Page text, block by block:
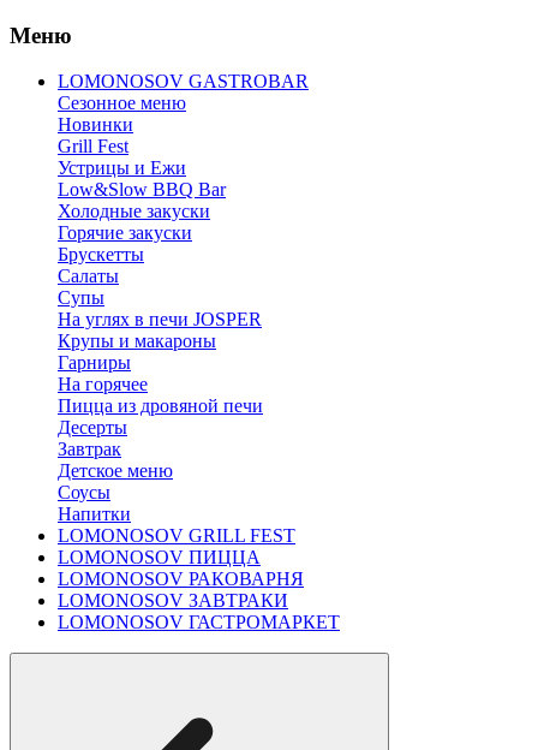
Меню
LOMONOSOV GASTROBAR
Сезонное меню
Новинки
Grill Fest
Устрицы и Ежи
Low&Slow BBQ Bar
Холодные закуски
Горячие закуски
Брускетты
Салаты
Супы
На углях в печи JOSPER
Крупы и макароны
Гарниры
На горячее
Пицца из дровяной печи
Десерты
Завтрак
Детское меню
Соусы
Напитки
LOMONOSOV GRILL FEST
LOMONOSOV ПИЦЦА
LOMONOSOV РАКОВАРНЯ
LOMONOSOV ЗАВТРАКИ
LOMONOSOV ГАСТРОМАРКЕТ